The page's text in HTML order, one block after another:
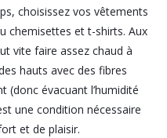
choisissez vos vêtements
chemisettes et t-shirts. Aux
vite faire assez chaud à
hauts avec des fibres
(donc évacuant l’humidité
une condition nécessaire
et de plaisir.